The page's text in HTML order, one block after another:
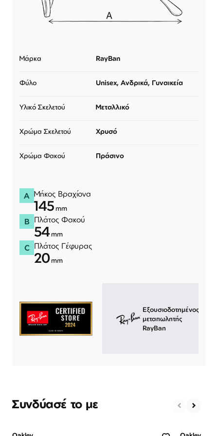
Μάρκα RayBan
Φύλο Unisex, Ανδρικά, Γυναικεία
Υλικό Σκελετού Μεταλλικό
Χρώμα Σκελετού Χρυσό
Χρώμα Φακού Πράσινο
A Μήκος Βραχίονα
145 mm
B Πλάτος Φακού
54mm
C Πλάτος Γέφυρας
20mm
Εξουσιοδοτημένος
μεταπωλητής
RayBan
Συνδύασέ το με